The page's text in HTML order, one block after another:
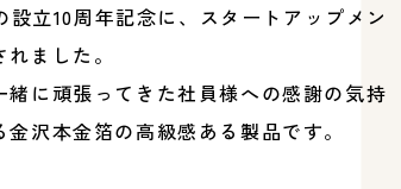
立10周年記念に、スタートアップメン
ました。
緒に頑張ってきた社員様への感謝の気持
沢本金箔の高級感ある製品です。